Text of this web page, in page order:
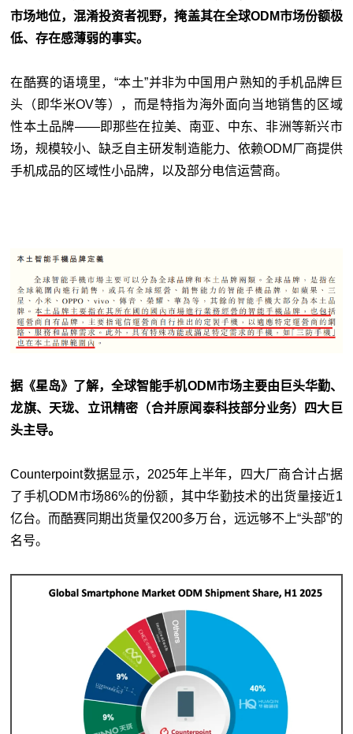
市场地位，混淆投资者视野，掩盖其在全球ODM市场份额极
低、存在感薄弱的事实。
在酷赛的语境里，“本土”并非为中国用户熟知的手机品牌巨
头（即华米OV等），而是特指为海外面向当地销售的区域
性本土品牌——即那些在拉美、南亚、中东、非洲等新兴市
场，规模较小、缺乏自主研发制造能力、依赖ODM厂商提供
手机成品的区域性小品牌，以及部分电信运营商。
据《星岛》了解，全球智能手机ODM市场主要由巨头华勤、
龙旗、天珑、立讯精密（合并原闻泰科技部分业务）四大巨
头主导。
Counterpoint数据显示，2025年上半年，四大厂商合计占据
了手机ODM市场86%的份额，其中华勤技术的出货量接近1
亿台。而酷赛同期出货量仅200多万台，远远够不上“头部”的
名号。